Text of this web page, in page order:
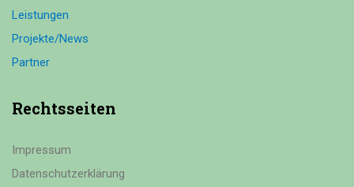
Leistungen
Projekte/News
Partner
Rechtsseiten
Impressum
Datenschutzerklärung